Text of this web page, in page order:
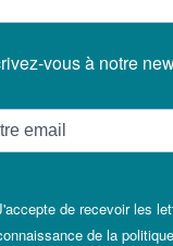
vous à notre
de recevoir les
de la